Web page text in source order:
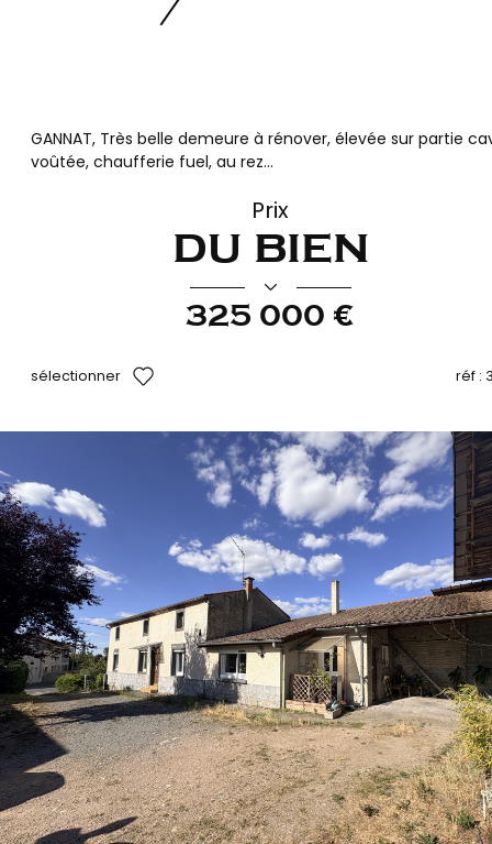
GANNAT, Très belle demeure à rénover, élevée sur partie
voûtée, chaufferie fuel, au rez...
Prix
du bien
325 000 €
sélectionner réf :